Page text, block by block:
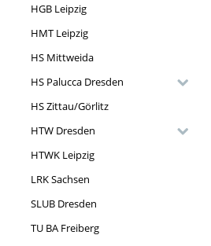
HGB Leipzig
HMT Leipzig
HS Mittweida
HS Palucca Dresden
HS Zittau/Görlitz
HTW Dresden
HTWK Leipzig
LRK Sachsen
SLUB Dresden
TU BA Freiberg